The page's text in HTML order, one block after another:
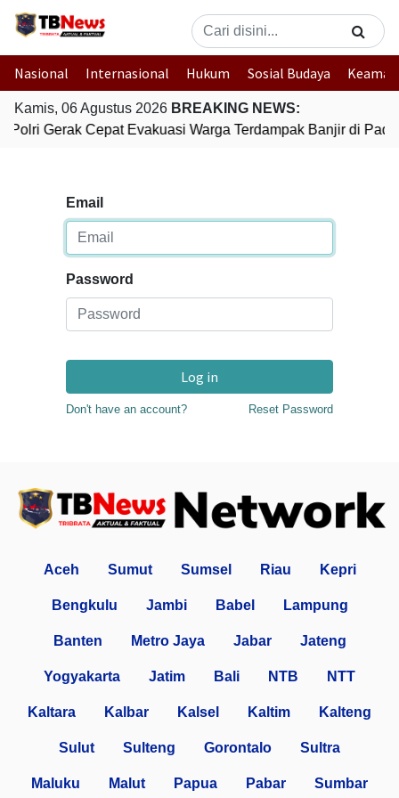
Nasional Internasional Hukum Sosial Budaya
Kamis, 06 Agustus 2026 BREAKING NEWS:
Polri Gerak Cepat Evakuasi Warga Terdampak Banjir di
Email
Password
Log in
Don't have an account? Reset Password
Aceh Sumut Sumsel Riau Kepri
Bengkulu Jambi Babel Lampung
Banten Metro Jaya Jabar Jateng
Yogyakarta Jatim Bali NTB NTT
Kaltara Kalbar Kalsel Kaltim Kalteng
Sulut Sulteng Gorontalo Sultra
Maluku Malut Papua Pabar Sumbar